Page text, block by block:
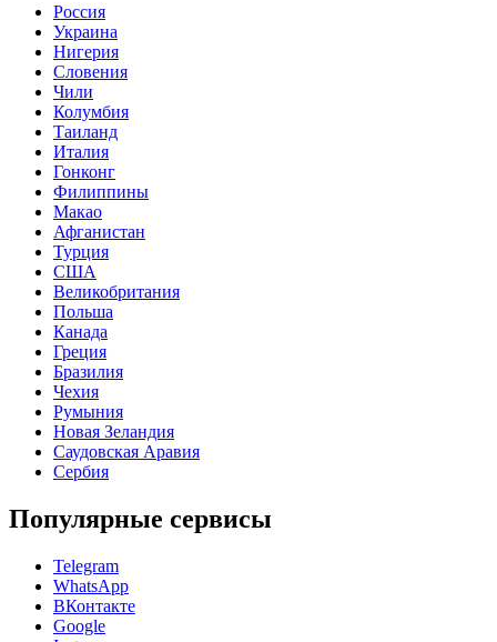
Россия
Украина
Нигерия
Словения
Чили
Колумбия
Таиланд
Италия
Гонконг
Филиппины
Макао
Афганистан
Турция
США
Великобритания
Польша
Канада
Греция
Бразилия
Чехия
Румыния
Новая Зеландия
Саудовская Аравия
Сербия
Популярные сервисы
Telegram
WhatsApp
ВКонтакте
Google